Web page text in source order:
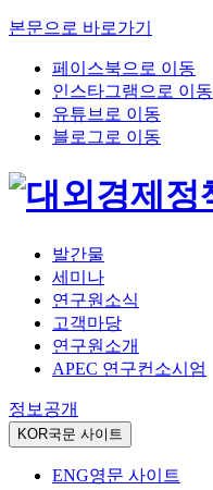
본문으로 바로가기
페이스북으로 이동
인스타그램으로 이동
유튜브로 이동
블로그로 이동
발간물
세미나
연구원소식
고객마당
연구원소개
APEC 연구컨소시엄
정보공개
KOR국문 사이트
ENG영문 사이트